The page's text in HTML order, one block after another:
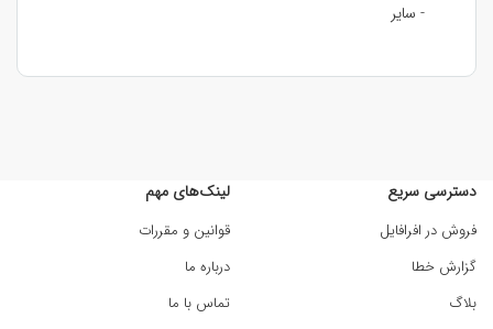
- سایر
دسترسی سریع
فروش در افرافایل
گزارش خطا
بلاگ
لینک‌های مهم
قوانین و مقررات
درباره ما
تماس با ما